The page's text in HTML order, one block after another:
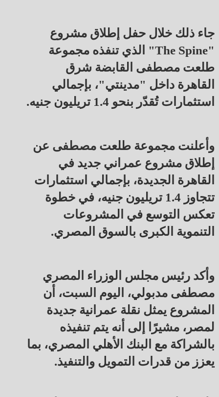
جاء ذلك خلال حفل إطلاق مشروع
"The Spine" الذي تنفذه مجموعة
طلعت مصطفى القابضة شرق
القاهرة داخل "مدينتي"، بإجمالي
استثمارات تُقدّر بنحو 1.4 تريليون جنيه.
وأعلنت مجموعة طلعت مصطفى عن
إطلاق مشروع عمراني جديد في
القاهرة الجديدة، بإجمالي استثمارات
تتجاوز 1.4 تريليون جنيه، في خطوة
تعكس التوسع في المشروعات
التنموية الكبرى بالسوق المصري.
وأكد رئيس مجلس الوزراء المصري
مصطفى مدبولي، اليوم السبت، أن
المشروع يمثل نقلة عمرانية جديدة
لمصر، مشيرًا إلى أنه يتم تنفيذه
بالشراكة مع البنك الأهلي المصري، بما
يعزز من قدرات التمويل والتنفيذ.